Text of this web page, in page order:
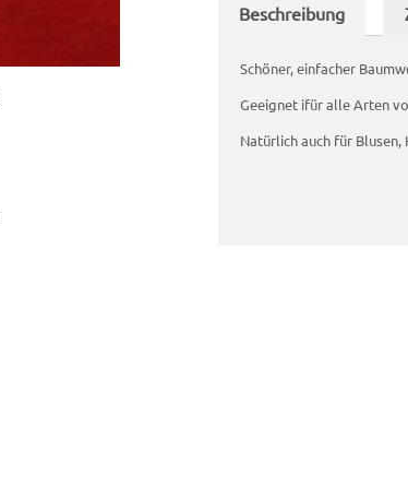
Beschreibung
Schöner, einfacher
Geeignet ifür alle Arten
Natürlich auch für